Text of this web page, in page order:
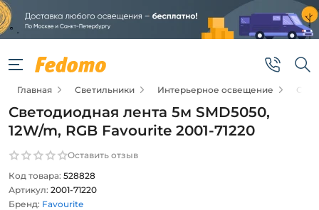
Главная Светильники Интерьерное освещение
Светодиодная лента 5м SMD5050,
12W/m, RGB Favourite 2001-71220
Оставить отзыв
Код товара: 528828
Артикул: 2001-71220
Бренд: Favourite